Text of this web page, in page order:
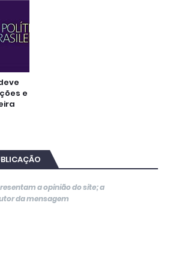
e
a opinião do site; a
da mensagem